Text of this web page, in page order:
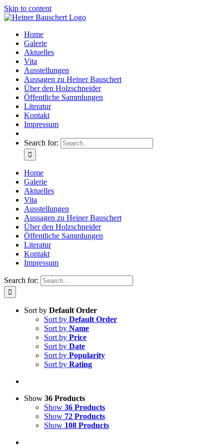
Skip to content
Home
Galerie
Aktuelles
Vita
Ausstellungen
Aussagen zu Heiner Bauschert
Über den Holzschneider
Öffentliche Sammlungen
Literatur
Kontakt
Impressum
Search for:
Home
Galerie
Aktuelles
Vita
Ausstellungen
Aussagen zu Heiner Bauschert
Über den Holzschneider
Öffentliche Sammlungen
Literatur
Kontakt
Impressum
Search for:
Sort by Default Order
Sort by Default Order
Sort by Name
Sort by Price
Sort by Date
Sort by Popularity
Sort by Rating
Show 36 Products
Show 36 Products
Show 72 Products
Show 108 Products